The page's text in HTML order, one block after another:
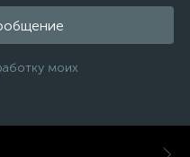
моих